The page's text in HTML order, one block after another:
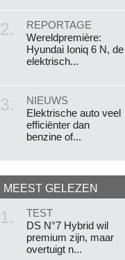
2.
REPORTAGE
Wereldpremière:
Hyundai Ioniq 6 N, de
elektrisch...
3.
NIEUWS
Elektrische auto veel
efficiënter dan
benzine of...
MEEST GELEZEN
1.
TEST
DS N°7 Hybrid wil
premium zijn, maar
overtuigt n...